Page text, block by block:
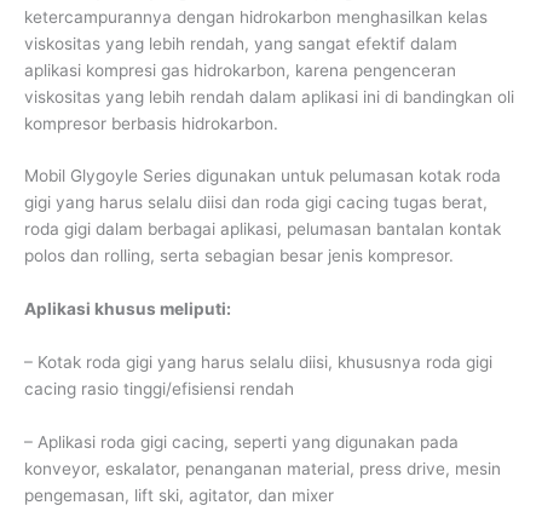
ketercampurannya dengan hidrokarbon menghasilkan kelas
viskositas yang lebih rendah, yang sangat efektif dalam
aplikasi kompresi gas hidrokarbon, karena pengenceran
viskositas yang lebih rendah dalam aplikasi ini di bandingkan oli
kompresor berbasis hidrokarbon.
Mobil Glygoyle Series digunakan untuk pelumasan kotak roda
gigi yang harus selalu diisi dan roda gigi cacing tugas berat,
roda gigi dalam berbagai aplikasi, pelumasan bantalan kontak
polos dan rolling, serta sebagian besar jenis kompresor.
Aplikasi khusus meliputi:
– Kotak roda gigi yang harus selalu diisi, khususnya roda gigi
cacing rasio tinggi/efisiensi rendah
– Aplikasi roda gigi cacing, seperti yang digunakan pada
konveyor, eskalator, penanganan material, press drive, mesin
pengemasan, lift ski, agitator, dan mixer